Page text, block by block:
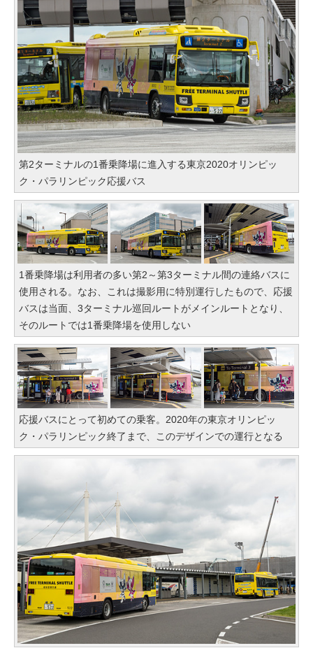
第2ターミナルの1番乗降場に進入する東京2020オリンピッ
ク・パラリンピック応援バス
1番乗降場は利用者の多い第2～第3ターミナル間の連絡バスに
使用される。なお、これは撮影用に特別運行したもので、応援
バスは当面、3ターミナル巡回ルートがメインルートとなり、
そのルートでは1番乗降場を使用しない
応援バスにとって初めての乗客。2020年の東京オリンピッ
ク・パラリンピック終了まで、このデザインでの運行となる